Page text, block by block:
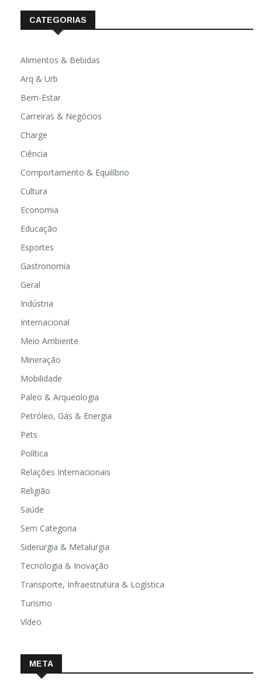
CATEGORIAS
Alimentos & Bebidas
Arq & Urb
Bem-Estar
Carreiras & Negócios
Charge
Ciência
Comportamento & Equilíbrio
Cultura
Economia
Educação
Esportes
Gastronomia
Geral
Indústria
Internacional
Meio Ambiente
Mineração
Mobilidade
Paleo & Arqueologia
Petróleo, Gás & Energia
Pets
Política
Relações Internacionais
Religião
Saúde
Sem Categoria
Siderurgia & Metalurgia
Tecnologia & Inovação
Transporte, Infraestrutura & Logística
Turismo
Vídeo
META